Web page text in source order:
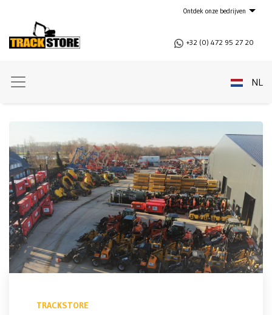
NL
Ontdek onze bedrijven
+32 (0) 472 95 27 20
TRACKSTORE